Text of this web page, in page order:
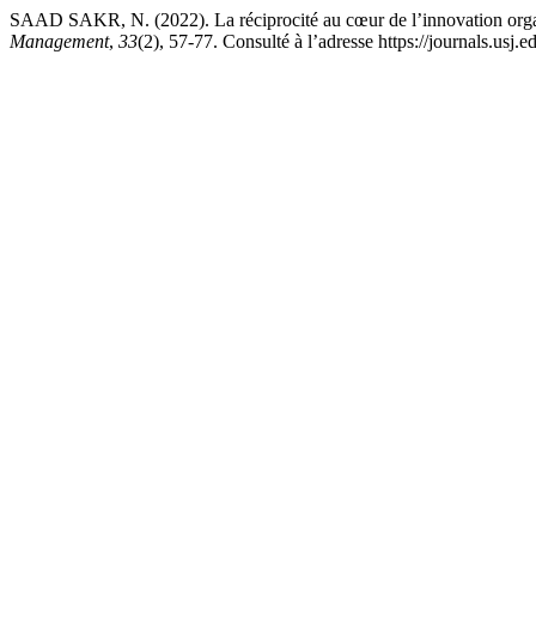
SAAD SAKR, N. (2022). La réciprocité au cœur de l’innovation
Management, 33(2), 57-77. Consulté à l’adresse https://